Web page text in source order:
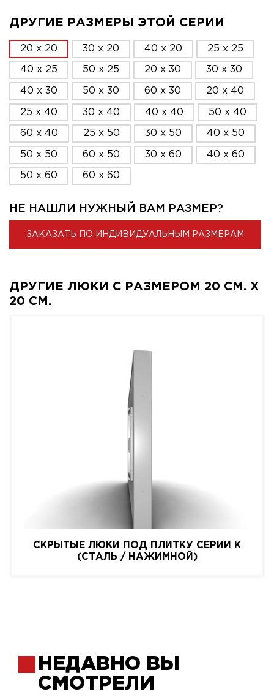
ДРУГИЕ РАЗМЕРЫ ЭТОЙ СЕРИИ
20 x 20 30 x 20 40 x 20 25 x 25
40 x 25 50 x 25 20 x 30 30 x 30
40 x 30 50 x 30 60 x 30 20 x 40
25 x 40 30 x 40 40 x 40 50 x 40
60 x 40 25 x 50 30 x 50 40 x 50
50 x 50 60 x 50 30 x 60 40 x 60
50 x 60 60 x 60
НЕ НАШЛИ НУЖНЫЙ ВАМ РАЗМЕР?
ЗАКАЗАТЬ ПО ИНДИВИДУАЛЬНЫМ РАЗМЕРАМ
ДРУГИЕ ЛЮКИ С РАЗМЕРОМ 20 СМ. X
20 СМ.
СКРЫТЫЕ ЛЮКИ ПОД ПЛИТКУ СЕРИИ K
(СТАЛЬ / НАЖИМНОЙ)
НЕДАВНО ВЫ
СМОТРЕЛИ